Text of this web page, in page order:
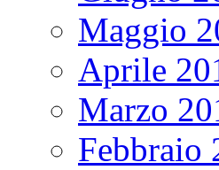
Maggio
Aprile
Marzo
Febbraio